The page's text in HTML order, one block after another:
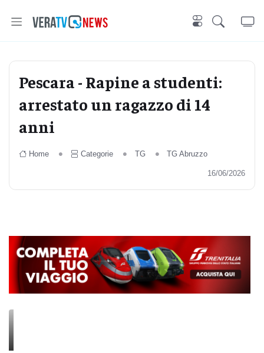
Pescara - Rapine a studenti:
arrestato un ragazzo di 14
anni
Home Categorie TG TG Abruzzo
16/06/2026